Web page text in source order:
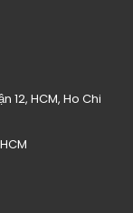
12, HCM, Ho Chi